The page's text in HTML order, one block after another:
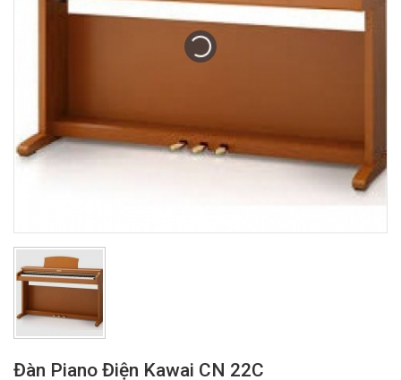
Đàn Piano Điện Kawai CN 22C